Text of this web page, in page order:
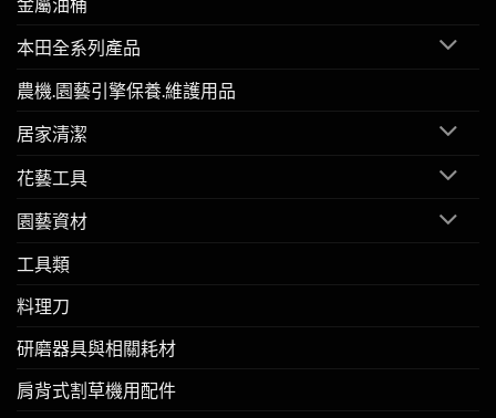
本田全系列產品
農機.園藝引擎保養.維護用品
居家清潔
花藝工具
園藝資材
工具類
料理刀
研磨器具與相關耗材
肩背式割草機用配件